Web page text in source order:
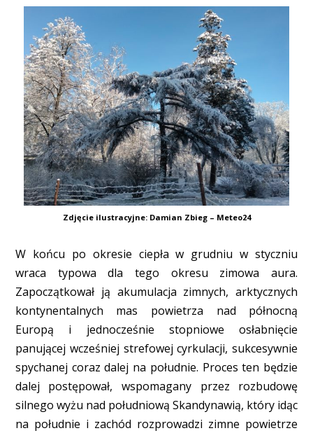
Zdjęcie ilustracyjne: Damian Zbieg – Meteo24
W końcu po okresie ciepła w grudniu w styczniu
wraca typowa dla tego okresu zimowa aura.
Zapoczątkował ją akumulacja zimnych, arktycznych
kontynentalnych mas powietrza nad północną
Europą i jednocześnie stopniowe osłabnięcie
panującej wcześniej strefowej cyrkulacji, sukcesywnie
spychanej coraz dalej na południe. Proces ten będzie
dalej postępował, wspomagany przez rozbudowę
silnego wyżu nad południową Skandynawią, który idąc
na południe i zachód rozprowadzi zimne powietrze